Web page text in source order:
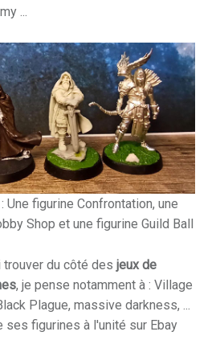
...
Une figurine Confrontation, une
Shop et une figurine Guild Ball
du côté des jeux de
, je pense notamment à : Village
Plague, massive darkness, ...
ses figurines à l'unité sur Ebay